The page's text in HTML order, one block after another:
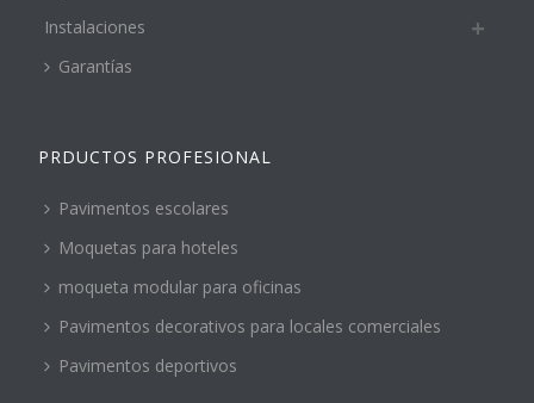
Instalaciones
Garantías
PRDUCTOS PROFESIONAL
Pavimentos escolares
Moquetas para hoteles
moqueta modular para oficinas
Pavimentos decorativos para locales comerciales
Pavimentos deportivos